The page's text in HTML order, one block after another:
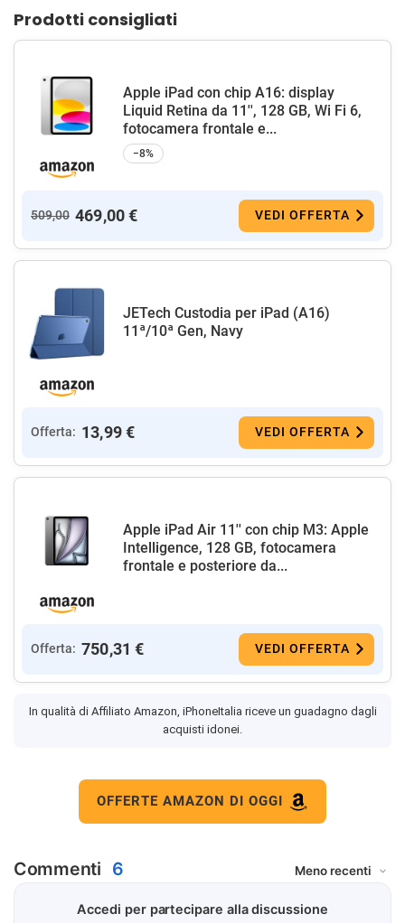
Prodotti consigliati
Apple iPad con chip A16: display
Liquid Retina da 11'', 128 GB, Wi Fi 6,
fotocamera frontale e...
−8%
509,00 469,00 € VEDI OFFERTA
JETech Custodia per iPad (A16)
11ª/10ª Gen, Navy
Offerta: 13,99 € VEDI OFFERTA
Apple iPad Air 11'' con chip M3: Apple
Intelligence, 128 GB, fotocamera
frontale e posteriore da...
Offerta: 750,31 € VEDI OFFERTA
In qualità di Affiliato Amazon, iPhoneItalia riceve un guadagno dagli
acquisti idonei.
OFFERTE AMAZON DI OGGI
Commenti 6
Accedi per partecipare alla discussione